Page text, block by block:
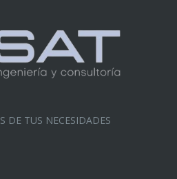
DE TUS NECESIDADES